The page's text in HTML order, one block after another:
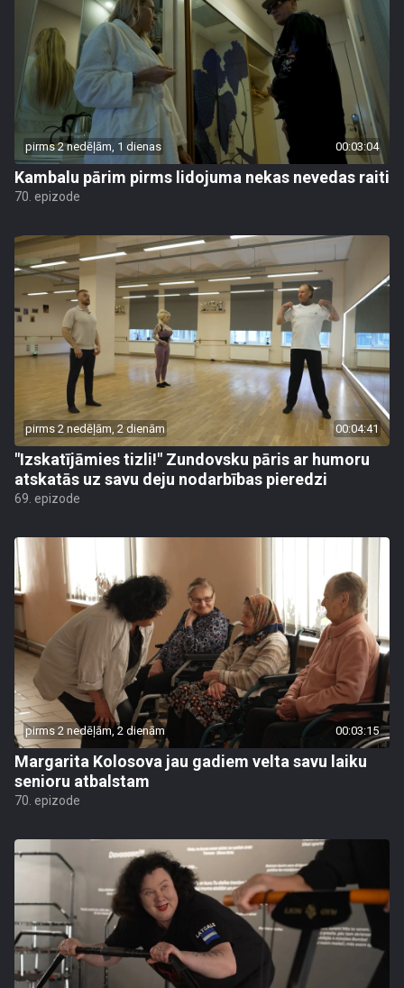
pirms 2 nedēļām, 1 dienas 00:03:04
Kambalu pārim pirms lidojuma nekas nevedas raiti
70. epizode
pirms 2 nedēļām, 2 dienām 00:04:41
"Izskatījāmies tizli!" Zundovsku pāris ar humoru
atskatās uz savu deju nodarbības pieredzi
69. epizode
pirms 2 nedēļām, 2 dienām 00:03:15
Margarita Kolosova jau gadiem velta savu laiku
senioru atbalstam
70. epizode